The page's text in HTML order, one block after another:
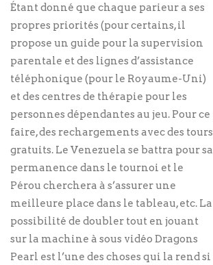
Étant donné que chaque parieur a ses
propres priorités (pour certains, il
propose un guide pour la supervision
parentale et des lignes d’assistance
téléphonique (pour le Royaume-Uni)
et des centres de thérapie pour les
personnes dépendantes au jeu. Pour ce
faire, des rechargements avec des tours
gratuits. Le Venezuela se battra pour sa
permanence dans le tournoi et le
Pérou cherchera à s’assurer une
meilleure place dans le tableau, etc. La
possibilité de doubler tout en jouant
sur la machine à sous vidéo Dragons
Pearl est l’une des choses qui la rend si